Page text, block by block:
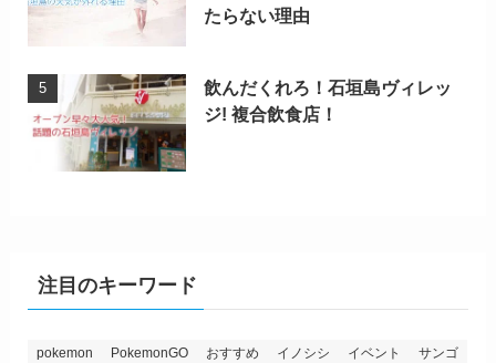
たらない理由
飲んだくれろ！石垣島ヴィレッ
ジ! 複合飲食店！
注目のキーワード
pokemon PokemonGO おすすめ イノシシ イベント
サンゴ